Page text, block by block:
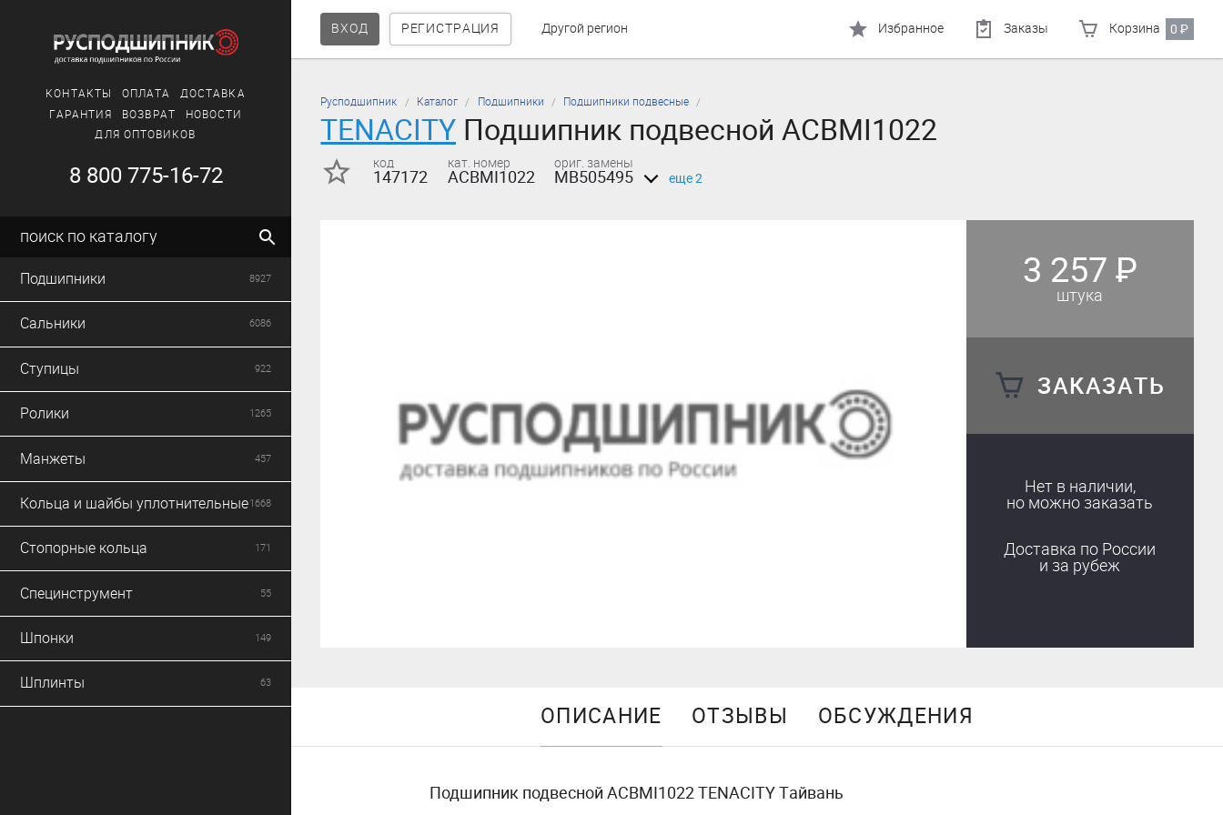
ВХОД РЕГИСТРАЦИЯ Другой регион Избранное Заказы Корзина 0₽
КОНТАКТЫ ОПЛАТА
ДОСТАВКА
ГАРАНТИЯ
ВОЗВРАТ
НОВОСТИ
ДЛЯ ОПТОВИКОВ
8 800 775-16-72
поиск по каталогу
Подшипники 8927
Сальники 6086
Ступицы 922
Ролики 1265
Манжеты 457
Кольца и шайбы уплотнительные1668
Стопорные кольца 171
Специнструмент 55
Шпонки 149
Шплинты 63
Русподшипник Каталог Подшипники Подшипники подвесные
TENACITY Подшипник подвесной ACBMI1022
код
147172
кат. номер
ACBMI1022
ориг. замены
MB505495 еще 2
3 257 ₽
штука
ЗАКАЗАТЬ
Нет в наличии,
но можно заказать
Доставка по России
и за рубеж
ОПИСАНИЕ ОТЗЫВЫ ОБСУЖДЕНИЯ
Подшипник подвесной ACBMI1022 TENACITY Тайвань